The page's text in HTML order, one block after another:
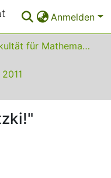
Anmelden
01 Fakultät für Mathematik
2011